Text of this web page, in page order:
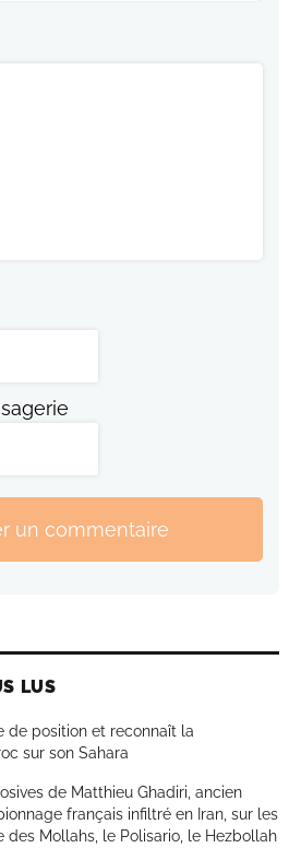
un commentaire
LUS
de position et reconnaît la
sur son Sahara
de Matthieu Ghadiri, ancien
français infiltré en Iran, sur les
des Mollahs, le Polisario, le Hezbollah